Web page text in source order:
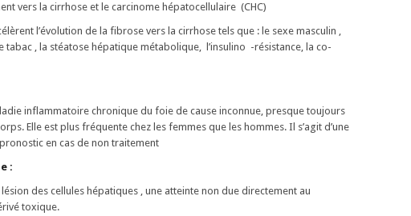
vers la cirrhose et le carcinome hépatocellulaire (CHC)
l’évolution de la fibrose vers la cirrhose tels que : le sexe masculin ,
tabac , la stéatose hépatique métabolique, l’insulino -résistance, la co-
inflammatoire chronique du foie de cause inconnue, presque toujours
Elle est plus fréquente chez les femmes que les hommes. Il s’agit d’une
en cas de non traitement
:
des cellules hépatiques , une atteinte non due directement au
toxique.